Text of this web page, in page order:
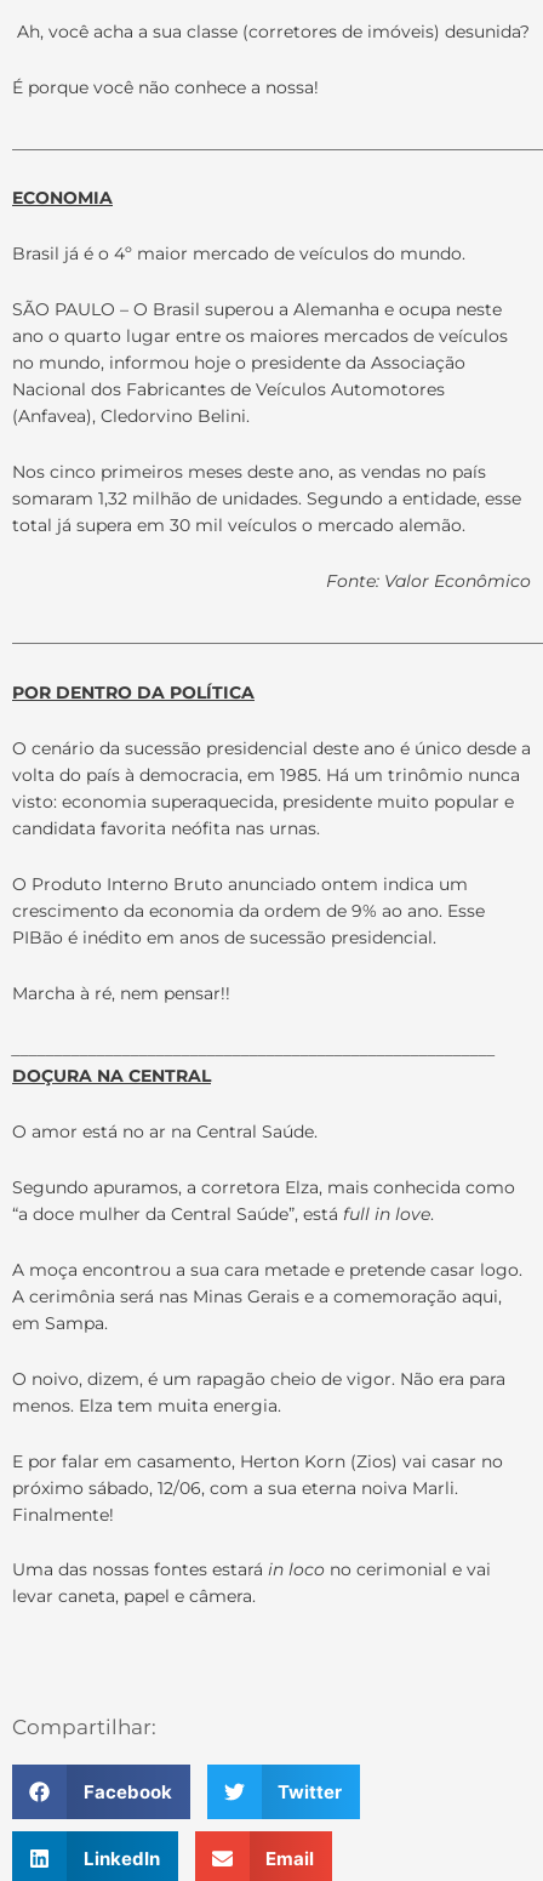
Ah, você acha a sua classe (corretores de imóveis) desunida?
É porque você não conhece a nossa!
ECONOMIA
Brasil já é o 4º maior mercado de veículos do mundo.
SÃO PAULO – O Brasil superou a Alemanha e ocupa neste
ano o quarto lugar entre os maiores mercados de veículos
no mundo, informou hoje o presidente da Associação
Nacional dos Fabricantes de Veículos Automotores
(Anfavea), Cledorvino Belini.
Nos cinco primeiros meses deste ano, as vendas no país
somaram 1,32 milhão de unidades. Segundo a entidade, esse
total já supera em 30 mil veículos o mercado alemão.
Fonte: Valor Econômico
POR DENTRO DA POLÍTICA
O cenário da sucessão presidencial deste ano é único desde a
volta do país à democracia, em 1985. Há um trinômio nunca
visto: economia superaquecida, presidente muito popular e
candidata favorita neófita nas urnas.
O Produto Interno Bruto anunciado ontem indica um
crescimento da economia da ordem de 9% ao ano. Esse
PIBão é inédito em anos de sucessão presidencial.
Marcha à ré, nem pensar!!
DOÇURA NA CENTRAL
O amor está no ar na Central Saúde.
Segundo apuramos, a corretora Elza, mais conhecida como
“a doce mulher da Central Saúde”, está full in love.
A moça encontrou a sua cara metade e pretende casar logo.
A cerimônia será nas Minas Gerais e a comemoração aqui,
em Sampa.
O noivo, dizem, é um rapagão cheio de vigor. Não era para
menos. Elza tem muita energia.
E por falar em casamento, Herton Korn (Zios) vai casar no
próximo sábado, 12/06, com a sua eterna noiva Marli.
Finalmente!
Uma das nossas fontes estará in loco no cerimonial e vai
levar caneta, papel e câmera.
Compartilhar:
Facebook Twitter
LinkedIn Email